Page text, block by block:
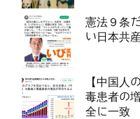
憲法９条
い日本共
【中国人
毒患者の
全に一致